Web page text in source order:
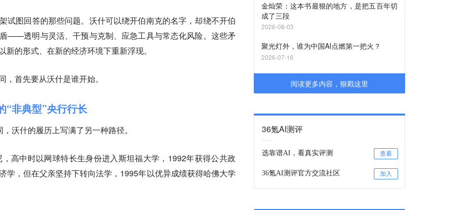
试图回答的那些问题。沃什可以绕开伯南克的名字，却绕不开伯
——透明与灵活、干预与克制、应急工具与常态化风险。这些矛
的形式、在新的经济环境下重新浮现。
首先要从沃什是谁开始。
“非典型”央行行长
沃什的履历上写满了另一种路径。
高中时以网球特长生身份进入斯坦福大学，1992年获得公共政
学，但在父亲坚持下转向法学，1995年以优异成绩获得哈佛大学
金灿荣：这本书最狠的地方，是把五百年切
成了三段
2026-08-03
聚光灯外，谁为中国AI点燃第一把火？
2026-07-16
阅读更多内容，狠戳这里
36氪AI测评
选靠谱AI，看真实评测 查看
36氪AI测评官方交流社区 加入